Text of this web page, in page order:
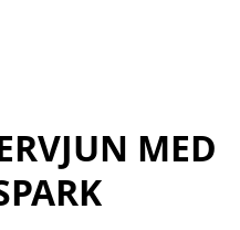
MED